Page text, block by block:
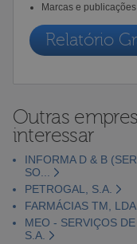
Marcas e
Relatório
Outras
interessar
INFORMA D & B
SO...
PETROGAL, S.A.
FARMÁCIAS TM, LDA
MEO - SERVIÇOS
S.A.